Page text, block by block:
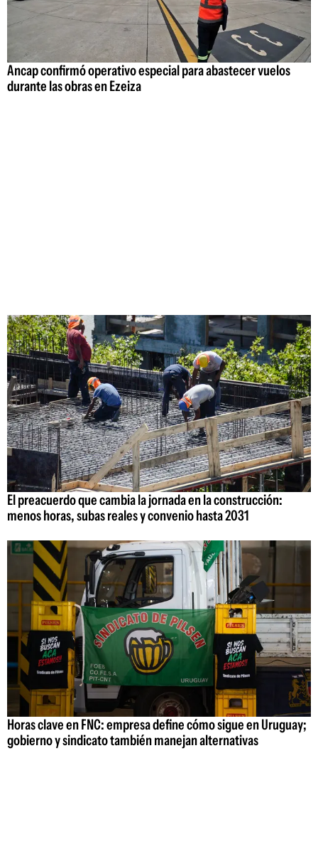
Ancap confirmó operativo especial para abastecer vuelos
durante las obras en Ezeiza
El preacuerdo que cambia la jornada en la construcción:
menos horas, subas reales y convenio hasta 2031
Horas clave en FNC: empresa define cómo sigue en Uruguay;
gobierno y sindicato también manejan alternativas